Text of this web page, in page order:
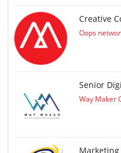
Creative
Oops
Senior
Way Maker